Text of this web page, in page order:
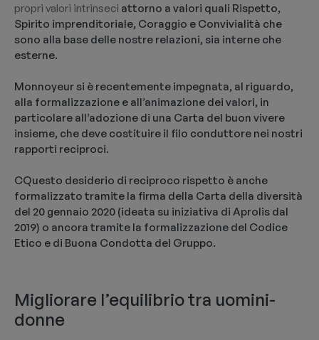
propri valori intrinseci attorno a valori quali Rispetto,
Spirito imprenditoriale, Coraggio e Convivialità che
sono alla base delle nostre relazioni, sia interne che
esterne.
Monnoyeur si è recentemente impegnata, al riguardo,
alla formalizzazione e all’animazione dei valori, in
particolare all’adozione di una Carta del buon vivere
insieme, che deve costituire il filo conduttore nei nostri
rapporti reciproci.
CQuesto desiderio di reciproco rispetto è anche
formalizzato tramite la firma della Carta della diversità
del 20 gennaio 2020 (ideata su iniziativa di Aprolis dal
2019) o ancora tramite la formalizzazione del Codice
Etico e di Buona Condotta del Gruppo.
Migliorare l’equilibrio tra uomini-
donne